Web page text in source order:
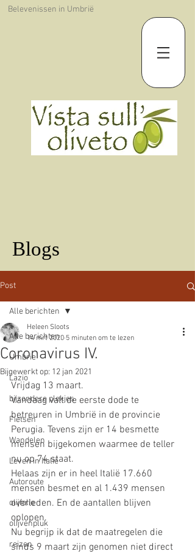
Belevenissen in Umbrië
Blogs
Post
Alle berichten
Umbrie
Lazio
bijzondere plekjes
Fietsen
Wandelen
Leven in Italië
Autoroute
olijfolie
olijvenpluk
reizen
Alle berichten
Coronavirus IV.
Heleen Sloots
14 mrt 2020 5 minuten om te lezen
Bijgewerkt op: 12 jan 2021
Vrijdag 13 maart.
Vandaag valt de eerste dode te
betreuren in Umbrië in de provincie
Perugia. Tevens zijn er 14 besmette
mensen bijgekomen waarmee de teller
nu op 74 staat.
Helaas zijn er in heel Italië 17.660
mensen besmet en al 1.439 mensen
overleden. En de aantallen blijven
oplopen.
Nu begrijp ik dat de maatregelen die
sinds 9 maart zijn genomen niet direct